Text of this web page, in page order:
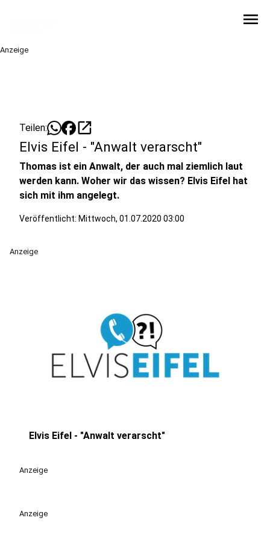
menu
Anzeige
Teilen: open_in_new
Elvis Eifel - "Anwalt verarscht"
Thomas ist ein Anwalt, der auch mal ziemlich laut
werden kann. Woher wir das wissen? Elvis Eifel hat
sich mit ihm angelegt.
Veröffentlicht: Mittwoch, 01.07.2020 03:00
Anzeige
Elvis Eifel - "Anwalt verarscht"
Anzeige
Anzeige